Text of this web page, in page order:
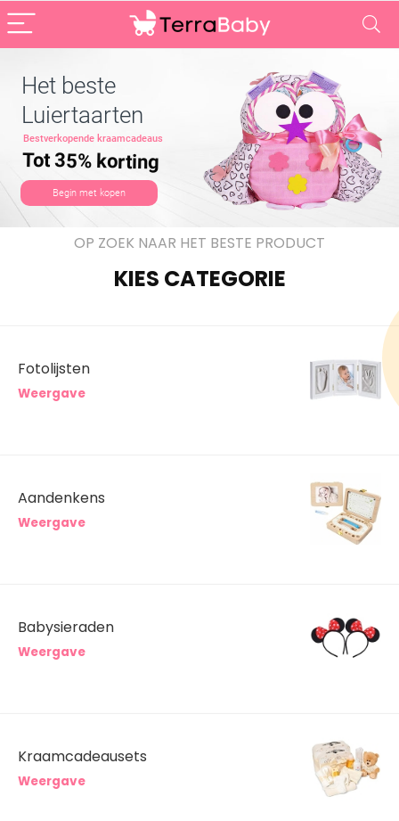
Het beste
Luiertaarten
Begin met kopen
Bestverkopende kraamcadeaus
Tot 35% korting
OP ZOEK NAAR HET BESTE PRODUCT
KIES CATEGORIE
Fotolijsten
Weergave
Aandenkens
Weergave
Babysieraden
Weergave
Kraamcadeausets
Weergave